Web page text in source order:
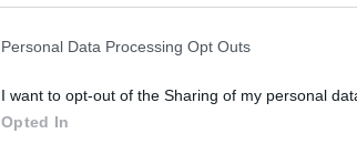
Personal Data Processing Opt Outs
I want to opt-out of the Sharing of my personal
Opted In